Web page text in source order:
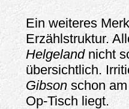
Ein weiteres
Erzählstruktur.
Helgelandnicht
übersichtlich.
Gibson schon
Op-Tisch liegt.